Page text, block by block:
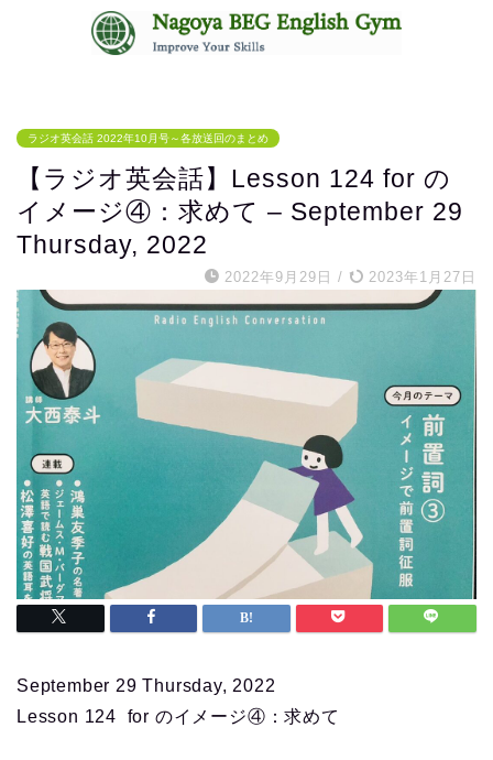
無料体験レッスンはコチラ
ラジオ英会話 2022年10月号～各放送回のまとめ
【ラジオ英会話】Lesson 124 for の
イメージ④：求めて – September 29
Thursday, 2022
2022年9月29日 / 2023年1月27日
September 29 Thursday, 2022
Lesson 124 for のイメージ④：求めて